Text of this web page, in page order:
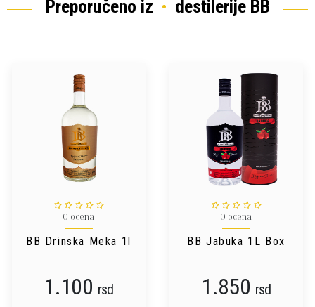
Preporučeno iz destilerije BB
0 ocena
BB Drinska Meka 1l
1.100 rsd
0 ocena
BB Jabuka 1L Box
1.850 rsd